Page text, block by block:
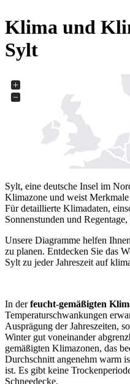
Klima und
Sylt
+
−
Sylt, eine deutsche Insel im
Klimazone und weist
Für detaillierte Klimadaten,
Sonnenstunden und
Unsere Diagramme helfen
zu planen. Entdecken Sie das
Sylt zu jeder Jahreszeit auf
In derfeucht-gemäßigten
Temperaturschwankungen
Ausprägung der Jahreszeiten,
Winter gut voneinander
gemäßigten Klimazonen, das
Durchschnitt angenehm warm
ist. Es gibt keine
Schneedecke.